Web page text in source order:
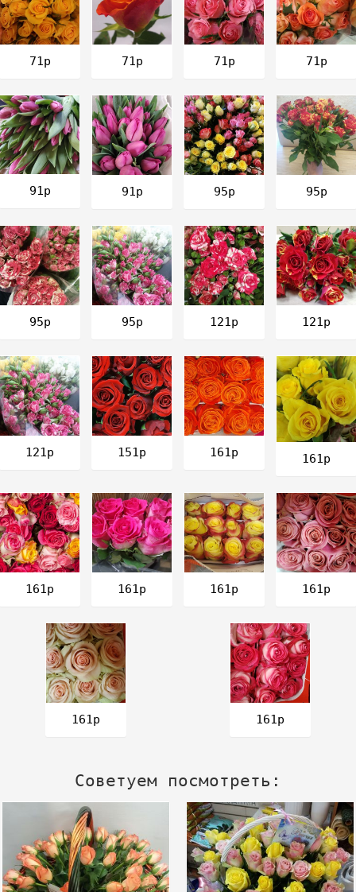
71р 71р 71р 71р
91р 91р 95р 95р
95р 95р 121р 121р
121р 151р 161р 161р
161р 161р 161р 161р
161р 161р
Советуем посмотреть: